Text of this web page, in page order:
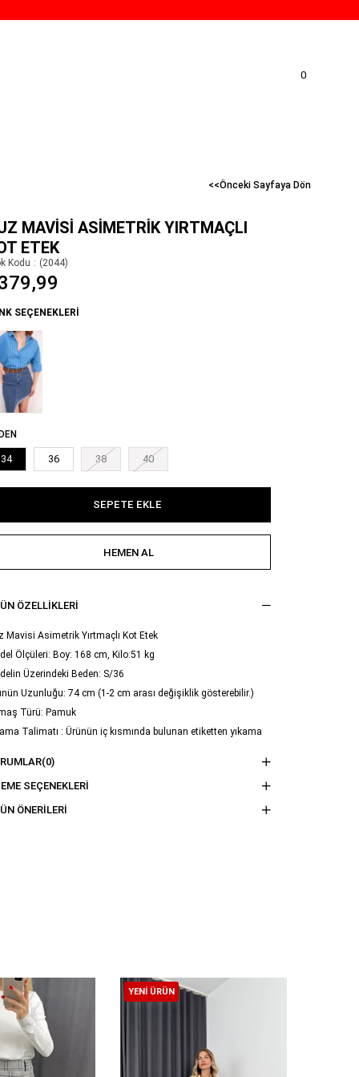
0
<<Önceki Sayfaya Dön
MAVISI ASIMETRIK YIRTMAÇLI
ETEK
Kodu (2044)
SEÇENEKLERI
34 36 38 40
ÖZELLIKLERI
Mavisi Asimetrik Yırtmaçlı Kot Etek
Ölçüleri: Boy: 168 cm, Kilo:51 kg
Üzerindeki Beden: S/36
Uzunluğu: 74 cm (1-2 cm arası değişiklik gösterebilir.)
Türü: Pamuk
Talimatı : Ürünün iç kısmında bulunan etiketten yıkama
(0)
SEÇENEKLERI
ÖNERILERI
YENI ÜRÜN